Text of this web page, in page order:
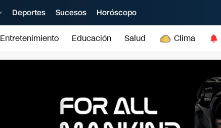
Deportes Sucesos Horóscopo
Entretenimiento Educación Salud Clima